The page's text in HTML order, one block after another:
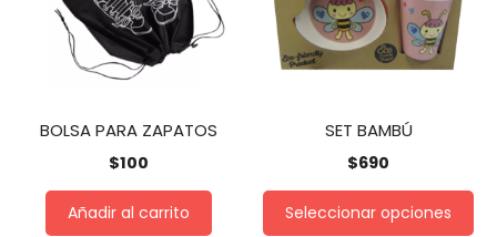
BOLSA PARA ZAPATOS
$100
Añadir al carrito
SET BAMBÚ
$690
Seleccionar opciones